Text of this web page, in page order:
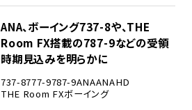
ANA、ボーイング737-8や、THE
Room FX搭載の787-9などの受領
時期見込みを明らかに
737-8777-9787-9ANAANAHD
THE Room FXボーイング